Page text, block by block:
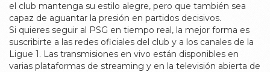
el club mantenga su estilo alegre, pero que también sea
capaz de aguantar la presión en partidos decisivos.
Si quieres seguir al PSG en tiempo real, la mejor forma es
suscribirte a las redes oficiales del club y a los canales de la
Ligue 1. Las transmisiones en vivo están disponibles en
varias plataformas de streaming y en la televisión abierta de